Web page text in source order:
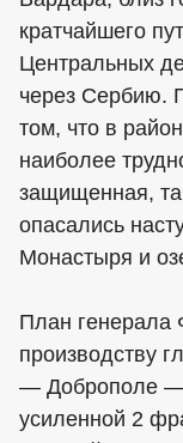
кратчайшего
Центральных
через Сербию.
том, что в
наиболее
защищенная,
опасались
Монастыря и
План генерала
производству
— Доброполе —
усиленной 2